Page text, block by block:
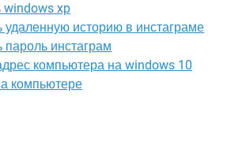
windows xp
удаленную историю в инстаграме
пароль инстаграм
компьютера на windows 10
компьютере